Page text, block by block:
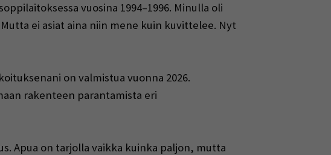
vuosina 1994–1996. Minulla oli
ei asiat aina niin mene kuin kuvittelee. Nyt
on valmistua vuonna 2026.
rakenteen parantamista eri
Apua on tarjolla vaikka kuinka paljon, mutta